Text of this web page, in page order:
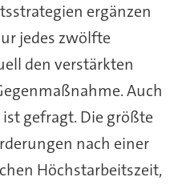
ergänzen
jedes zwölfte
den verstärkten
Auch
gefragt. Die größte
nach einer
Höchstarbeitszeit,